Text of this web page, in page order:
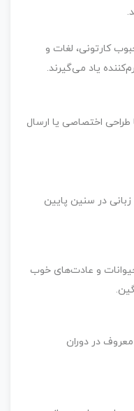
لغات و
یاد می‌گیرند.
با طراحی اختصاصی یا ارسال
سنین پایین
و عادت‌های خوب
در دوران